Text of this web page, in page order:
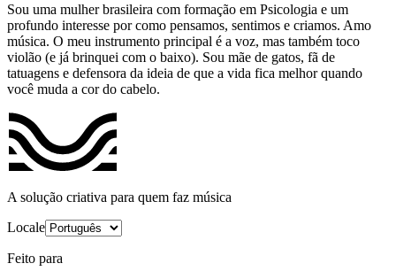
Sou uma mulher brasileira com formação em Psicologia e um
profundo interesse por como pensamos, sentimos e criamos. Amo
música. O meu instrumento principal é a voz, mas também toco
violão (e já brinquei com o baixo). Sou mãe de gatos, fã de
tatuagens e defensora da ideia de que a vida fica melhor quando
você muda a cor do cabelo.
A solução criativa para quem faz música
Locale
Feito para